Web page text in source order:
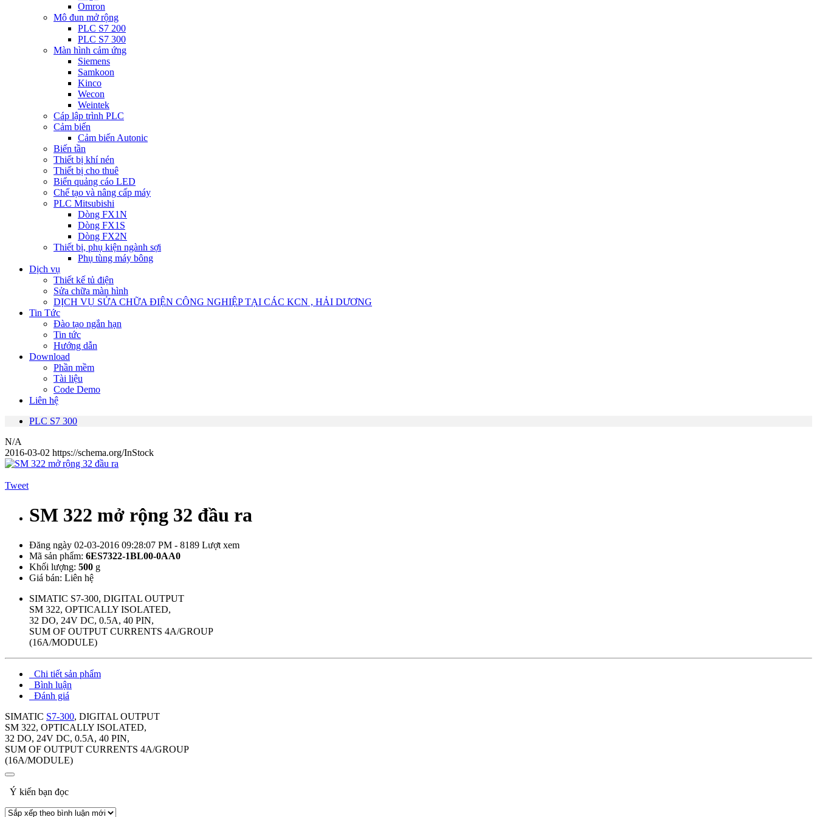
Omron
Mô đun mở rộng
PLC S7 200
PLC S7 300
Màn hình cảm ứng
Siemens
Samkoon
Kinco
Wecon
Weintek
Cáp lập trình PLC
Cảm biến
Cảm biến Autonic
Biến tần
Thiết bị khí nén
Thiết bị cho thuê
Biển quảng cáo LED
Chế tạo và nâng cấp máy
PLC Mitsubishi
Dòng FX1N
Dòng FX1S
Dòng FX2N
Thiết bị, phụ kiện ngành sợi
Phụ tùng máy bông
Dịch vụ
Thiết kế tủ điện
Sửa chữa màn hình
DỊCH VỤ SỬA CHỮA ĐIỆN CÔNG NGHIỆP TẠI CÁC KCN , HẢI DƯƠNG
Tin Tức
Đào tạo ngắn hạn
Tin tức
Hướng dẫn
Download
Phần mềm
Tài liệu
Code Demo
Liên hệ
PLC S7 300
N/A
2016-03-02 https://schema.org/InStock
Tweet
SM 322 mở rộng 32 đầu ra
Đăng ngày 02-03-2016 09:28:07 PM - 8189 Lượt xem
Mã sản phẩm: 6ES7322-1BL00-0AA0
Khối lượng: 500 g
Giá bán: Liên hệ
SIMATIC S7-300, DIGITAL OUTPUT
SM 322, OPTICALLY ISOLATED,
32 DO, 24V DC, 0.5A, 40 PIN,
SUM OF OUTPUT CURRENTS 4A/GROUP
(16A/MODULE)
Chi tiết sản phẩm
Bình luận
Đánh giá
SIMATIC S7-300, DIGITAL OUTPUT
SM 322, OPTICALLY ISOLATED,
32 DO, 24V DC, 0.5A, 40 PIN,
SUM OF OUTPUT CURRENTS 4A/GROUP
(16A/MODULE)
Ý kiến bạn đọc